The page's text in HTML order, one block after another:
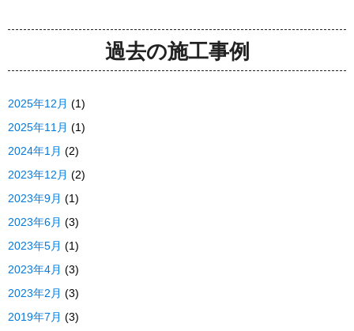
過去の施工事例
2025年12月 (1)
2025年11月 (1)
2024年1月 (2)
2023年12月 (2)
2023年9月 (1)
2023年6月 (3)
2023年5月 (1)
2023年4月 (3)
2023年2月 (3)
2019年7月 (3)